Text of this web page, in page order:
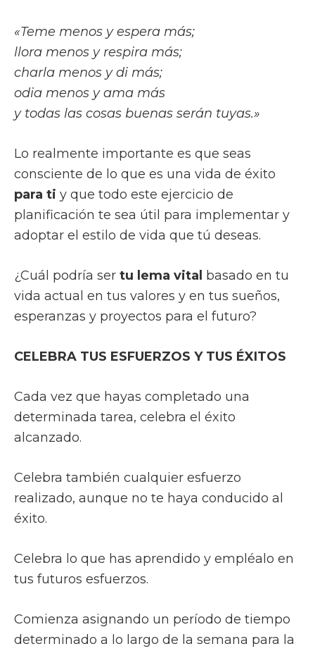
«Teme menos y espera más;
llora menos y respira más;
charla menos y di más;
odia menos y ama más
y todas las cosas buenas serán tuyas.»
Lo realmente importante es que seas
consciente de lo que es una vida de éxito
para ti y que todo este ejercicio de
planificación te sea útil para implementar y
adoptar el estilo de vida que tú deseas.
¿Cuál podría ser tu lema vital basado en tu
vida actual en tus valores y en tus sueños,
esperanzas y proyectos para el futuro?
CELEBRA TUS ESFUERZOS Y TUS ÉXITOS
Cada vez que hayas completado una
determinada tarea, celebra el éxito
alcanzado.
Celebra también cualquier esfuerzo
realizado, aunque no te haya conducido al
éxito.
Celebra lo que has aprendido y empléalo en
tus futuros esfuerzos.
Comienza asignando un período de tiempo
determinado a lo largo de la semana para la